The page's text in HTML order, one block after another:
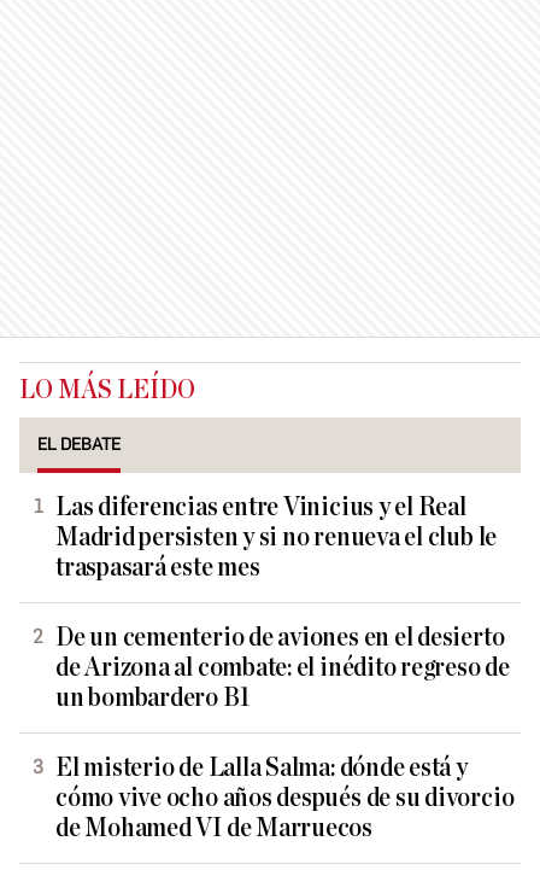
LO MÁS LEÍDO
EL DEBATE
Las diferencias entre Vinicius y el Real
Madrid persisten y si no renueva el club le
traspasará este mes
De un cementerio de aviones en el desierto
de Arizona al combate: el inédito regreso de
un bombardero B1
El misterio de Lalla Salma: dónde está y
cómo vive ocho años después de su divorcio
de Mohamed VI de Marruecos